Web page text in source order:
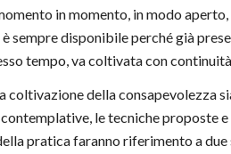
in momento, in modo
sempre disponibile perché già
tempo, va coltivata con
coltivazione della consapevolezza
le tecniche proposte e
pratica faranno riferimentoa